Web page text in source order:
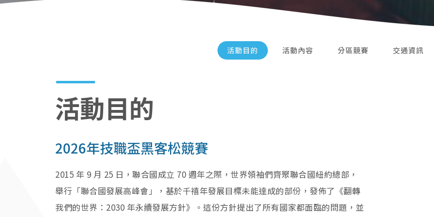
活動目的 活動內容 分區競賽 交通資訊
活動目的
2026年技職盃黑客松競賽
2015 年 9 月 25 日，聯合國成立 70 週年之際，世界領袖們齊聚聯合國紐約總部，
舉行「聯合國發展高峰會」，基於千禧年發展目標未能達成的部份，發佈了《翻轉
我們的世界：2030 年永續發展方針》。這份方針提出了所有國家都面臨的問題，並